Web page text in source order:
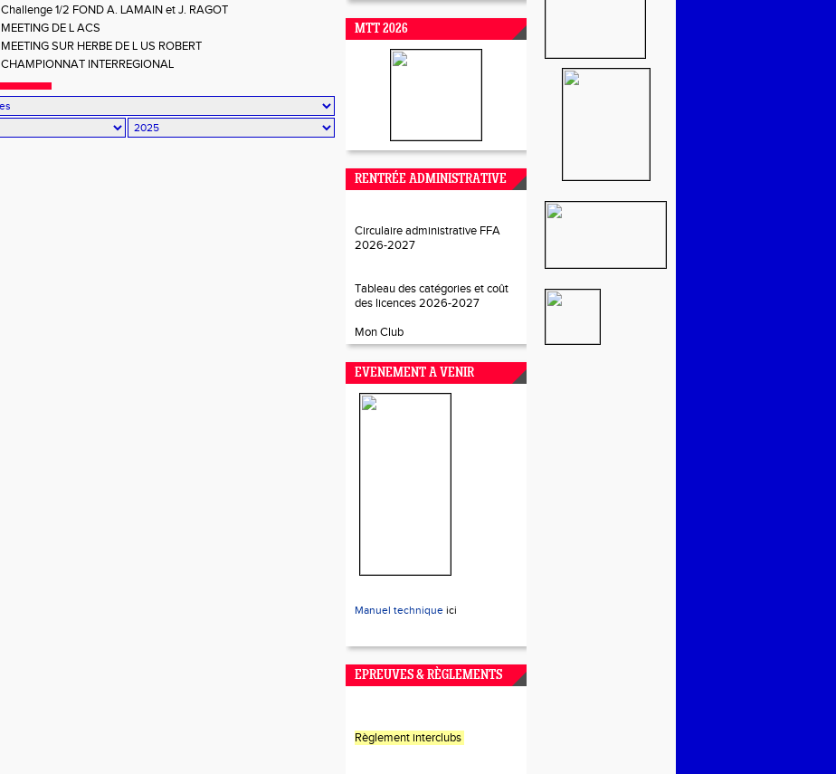
Challenge 1/2 FOND A. LAMAIN et J. RAGOT
MEETING DE L ACS
MEETING SUR HERBE DE L US ROBERT
CHAMPIONNAT INTERREGIONAL
MTT 2026
RENTRÉE ADMINISTRATIVE
Circulaire administrative FFA
2026-2027
Tableau des catégories et coût
des licences 2026-2027
Mon Club
EVENEMENT A VENIR
Manuel technique ici
EPREUVES & RÈGLEMENTS
Règlement interclubs